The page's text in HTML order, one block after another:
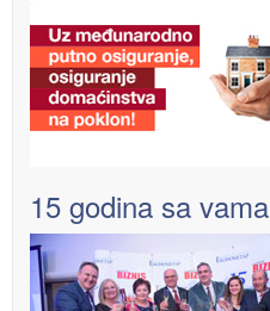
15 godina sa vama